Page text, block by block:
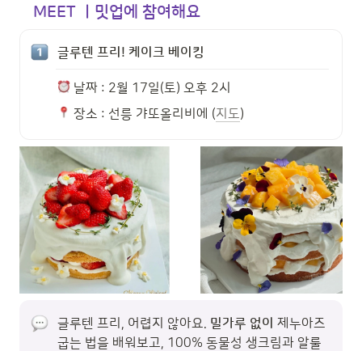
   MEET ㅣ밋업에 참여해요
글루텐 프리! 케이크 베이킹
날짜 : 2월 17일(토) 오후 2시
장소 : 선릉 갸또올리비에 (지도 )
글루텐 프리, 어렵지 않아요. 밀가루 없이 제누아즈
굽는 법을 배워보고, 100% 동물성 생크림과 알룰